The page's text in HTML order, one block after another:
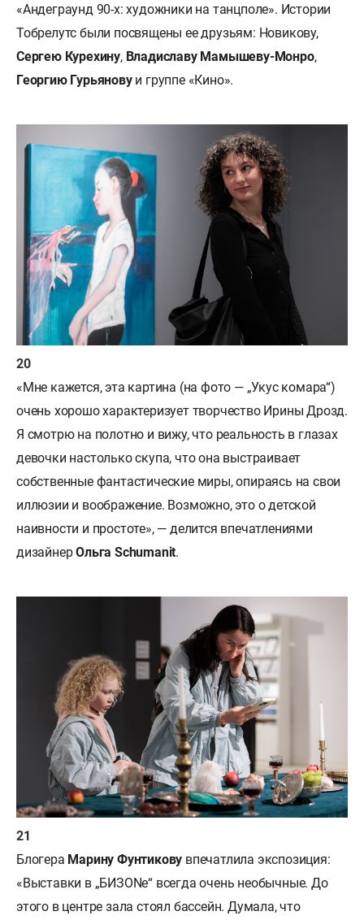
«Андеграунд 90-х: художники на танцполе». Истории
Тобрелутс были посвящены ее друзьям: Новикову,
Сергею Курехину, Владиславу Мамышеву-Монро,
Георгию Гурьянову и группе «Кино».
«Мне кажется, эта картина (на фото — „Укус комара“)
очень хорошо характеризует творчество Ирины Дрозд.
Я смотрю на полотно и вижу, что реальность в глазах
девочки настолько скупа, что она выстраивает
собственные фантастические миры, опираясь на свои
иллюзии и воображение. Возможно, это о детской
наивности и простоте», — делится впечатлениями
дизайнерОльга Schumanit.
Блогера Марину Фунтикову впечатлила экспозиция:
«Выставки в „БИЗONе“ всегда очень необычные. До
этого в центре зала стоял бассейн. Думала, что